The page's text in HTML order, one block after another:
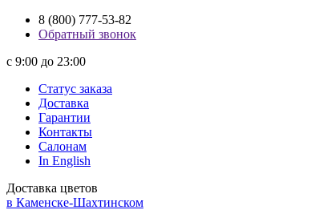
8 (800) 777-53-82
Обратный звонок
с 9:00 до 23:00
Статус заказа
Доставка
Гарантии
Контакты
Салонам
In English
Доставка цветов
в Каменске-Шахтинском